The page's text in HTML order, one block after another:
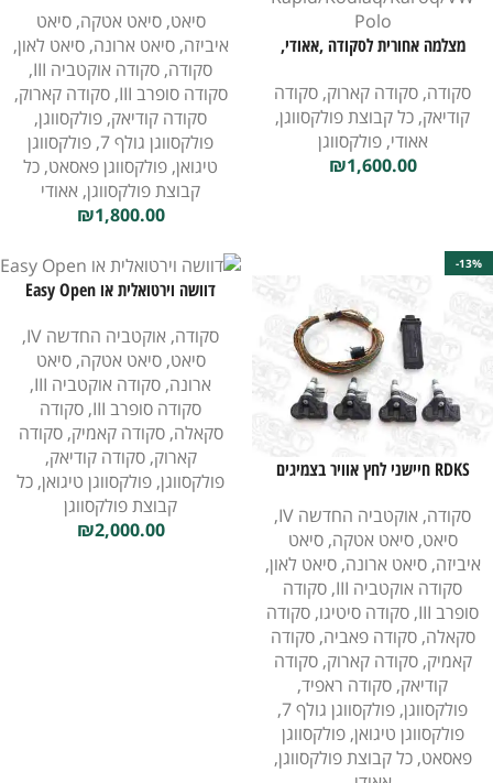
מצלמה אחורית לסקודה ,אאודי,
סקודה, סקודה קארוק, סקודה
קודיאק, כל קבוצת פולקסווגן,
אאודי, פולקסווגן
₪1,600.00
סיאט, סיאט אטקה, סיאט
איביזה, סיאט ארונה, סיאט לאון,
סקודה, סקודה אוקטביה III
,
סקודה סופרב III
, סקודה קארוק,
סקודה קודיאק, פולקסווגן,
פולקסווגן גולף 7
, פולקסווגן
טיגואן, פולקסווגן פאסאט, כל
קבוצת פולקסווגן, אאודי
₪1,800.00
-13%
RDKS חיישני לחץ אוויר בצמיגים
סקודה, אוקטביה החדשה IV
,
סיאט, סיאט אטקה, סיאט
איביזה, סיאט ארונה, סיאט לאון,
סקודה אוקטביה III
, סקודה
סופרב III
, סקודה סיטיגו, סקודה
סקאלה, סקודה פאביה, סקודה
קאמיק, סקודה קארוק, סקודה
קודיאק, סקודה ראפיד,
פולקסווגן, פולקסווגן גולף 7
,
פולקסווגן טיגואן, פולקסווגן
פאסאט, כל קבוצת פולקסווגן,
דוושה וירטואלית או Easy Open
סקודה, אוקטביה החדשה IV
,
סיאט, סיאט אטקה, סיאט
ארונה, סקודה אוקטביה III
,
סקודה סופרב III
, סקודה
סקאלה, סקודה קאמיק, סקודה
קארוק, סקודה קודיאק,
פולקסווגן, פולקסווגן טיגואן, כל
קבוצת פולקסווגן
₪2,000.00